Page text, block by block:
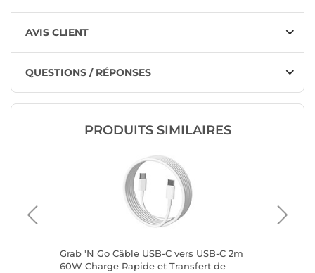
AVIS CLIENT
QUESTIONS / RÉPONSES
PRODUITS SIMILAIRES
Grab 'N Go Câble USB-C vers USB-C 2m
60W Charge Rapide et Transfert de